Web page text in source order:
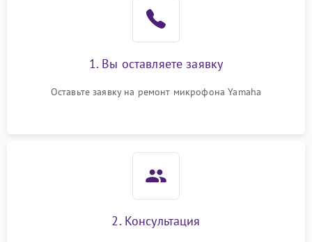
1. Вы оставляете заявку
Оставьте заявку на ремонт микрофона Yamaha
2. Консультация